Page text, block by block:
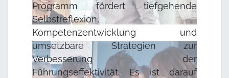
Programm fördert tiefgehende
Selbstreflexion,
Kompetenzentwicklung und
umsetzbare Strategien zur
Verbesserung der
Führungseffektivität. Es ist darauf